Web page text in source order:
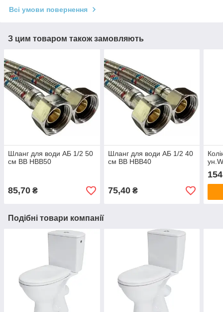
Всі умови повернення
З цим товаром також замовляють
Шланг для води АБ 1/2 50
см ВВ HBB50
85,70 ₴
Шланг для води АБ 1/2 40
см ВВ HBB40
75,40₴
154
Подібні товари компанії